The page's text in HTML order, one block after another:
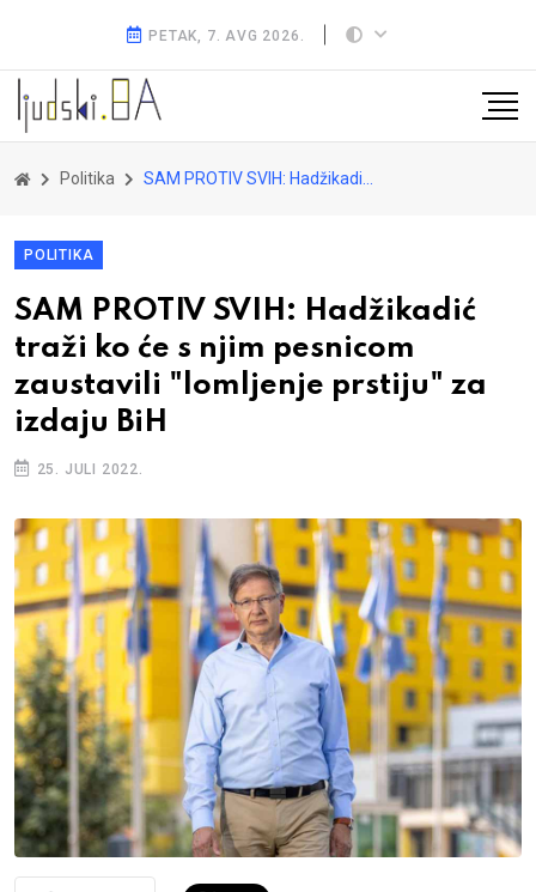
PETAK, 7. AVG 2026.
Politika SAM PROTIV SVIH: Hadžikadić traži ko će s njim pesnicom zaustavili "lomljenje prstiju" za izdaju BiH
POLITIKA
SAM PROTIV SVIH: Hadžikadić
traži ko će s njim pesnicom
zaustavili "lomljenje prstiju" za
izdaju BiH
25. JULI 2022.